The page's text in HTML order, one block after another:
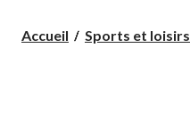
Accueil Sports et loisirs